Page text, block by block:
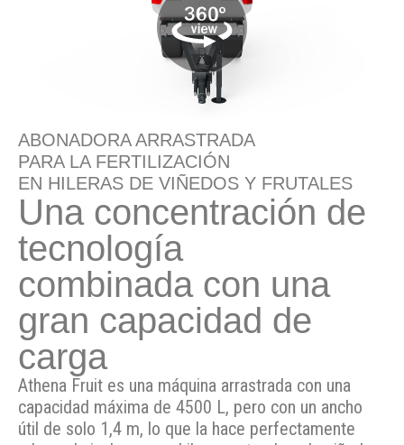
ABONADORA ARRASTRADA
PARA LA FERTILIZACIÓN
EN HILERAS DE VIÑEDOS Y FRUTALES
Una concentración de
tecnología
combinada con una
gran capacidad de
carga
Athena Fruit es una máquina arrastrada con una
capacidad máxima de 4500 L, pero con un ancho
útil de solo 1,4 m, lo que la hace perfectamente